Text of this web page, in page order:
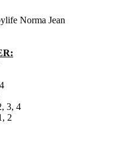
3, 4
2